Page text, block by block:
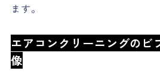
ます。
エアコンクリーニングのビ
像